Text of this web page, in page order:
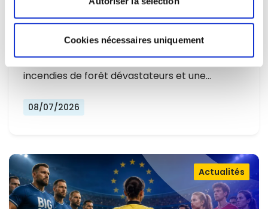
Cookies nécessaires uniquement
L'EUROPE NE PEUT PLUS SE
CONTENTER DE RÉAGIR ET DOIT SE
PRÉPARER
Alors que l'Europe connaît un nouvel été
marqué par des températures record, des
incendies de forêt dévastateurs et une…
08/07/2026
Actualités